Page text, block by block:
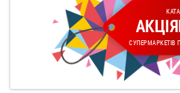
СУПЕРМАРКЕТІВ